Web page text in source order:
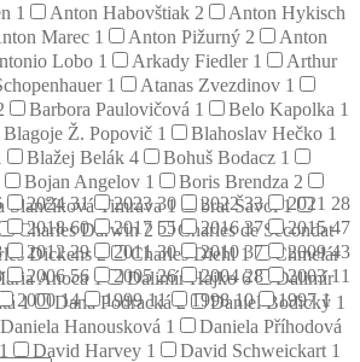
1 Anton Habovštiak 2
Anton Hykisch
Marec 1 Anton Pižurný 2
Anton
Lobo 1 Arkady Fiedler 1
Arthur
1 Atanas Zvezdinov 1
Barbora Paulovičová 1 Belo Kapolka 1
Blagoje Ž. Popovič 1 Blahoslav Hečko 1
Blažej Belák 4 Bohuš Bodacz 1
Bojan Angelov 1 Boris Brendza 2
Slančíková Timrava1 brat Šavol1
Charles Darwin2
Charles de Secondat
Dickens2 Charles Diehl1
Chmelár
Anoca 1 Dalimír Hajko6
Dalimír
1 Dana Podracká2 Daniel Bodický 1
Daniela Hanousková 1
Daniela Příhodová
1 David Harvey 1 David Schweickart 1
202431 202330 202233 2021 28
201860 2017 55 201637 201547
201229 201130 201037 200943
200656 200526 200428 200311
200014 199911 199810 19971